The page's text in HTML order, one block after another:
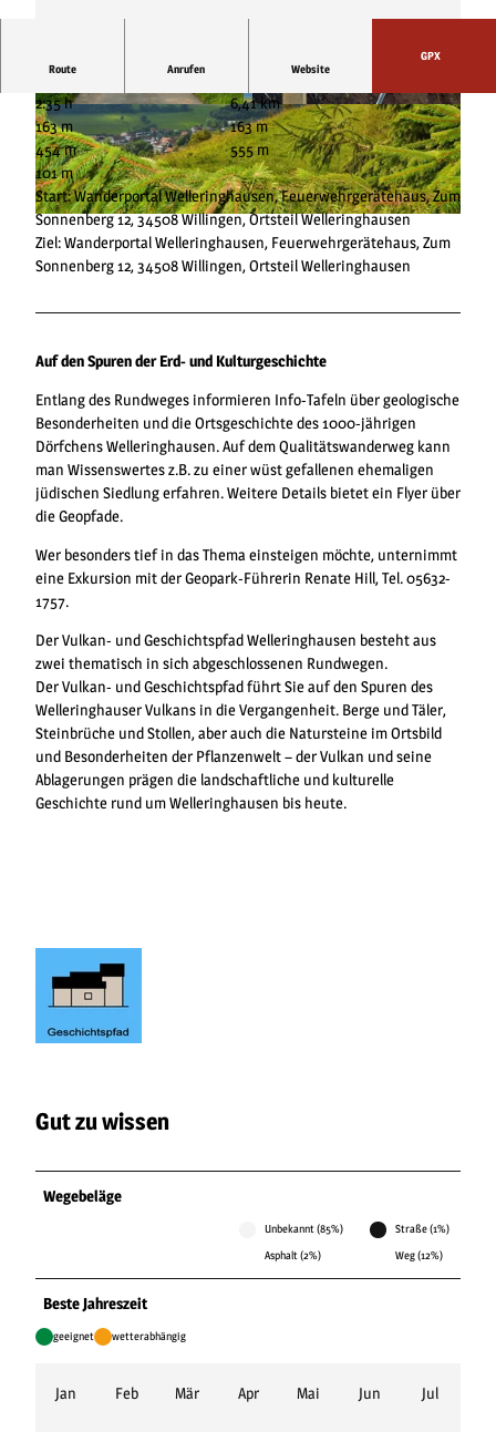
© Tourist-Information Willingen |CC-BY-SA
© Tourist-Information Willingen |CC-BY-SA © Tourist-Information Willingen |CC-BY-SA
Route Anrufen Website
GPX
2:35 h
6,41 km
163 m
163 m
454 m
555 m
101 m
Start: Wanderportal Welleringhausen, Feuerwehrgerätehaus, Zum
Sonnenberg 12, 34508 Willingen, Ortsteil Welleringhausen
Ziel: Wanderportal Welleringhausen, Feuerwehrgerätehaus, Zum
Sonnenberg 12, 34508 Willingen, Ortsteil Welleringhausen
Auf den Spuren der Erd- und Kulturgeschichte
Entlang des Rundweges informieren Info-Tafeln über geologische
Besonderheiten und die Ortsgeschichte des 1000-jährigen
Dörfchens Welleringhausen. Auf dem Qualitätswanderweg kann
man Wissenswertes z.B. zu einer wüst gefallenen ehemaligen
jüdischen Siedlung erfahren. Weitere Details bietet ein Flyer über
die Geopfade.
Wer besonders tief in das Thema einsteigen möchte, unternimmt
eine Exkursion mit der Geopark-Führerin Renate Hill, Tel. 05632-
1757.
Der Vulkan- und Geschichtspfad Welleringhausen besteht aus
zwei thematisch in sich abgeschlossenen Rundwegen.
Der Vulkan- und Geschichtspfad führt Sie auf den Spuren des
Welleringhauser Vulkans in die Vergangenheit. Berge und Täler,
Steinbrüche und Stollen, aber auch die Natursteine im Ortsbild
und Besonderheiten der Pflanzenwelt – der Vulkan und seine
Ablagerungen prägen die landschaftliche und kulturelle
Geschichte rund um Welleringhausen bis heute.
Gut zu wissen
Wegebeläge
Unbekannt (85%)
Straße (1%)
Asphalt (2%)
Weg (12%)
Beste Jahreszeit
geeignet wetterabhängig
Jan Feb Mär Apr Mai Jun Jul